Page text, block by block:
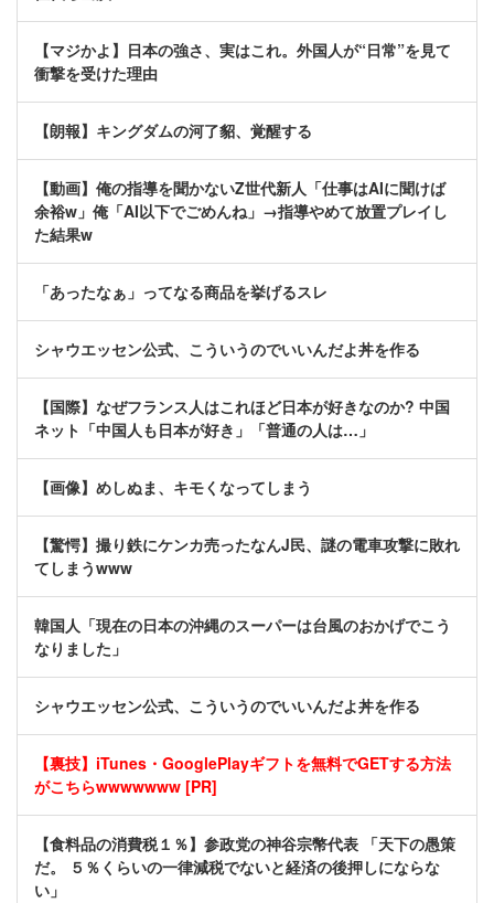
【マジかよ】日本の強さ、実はこれ。外国人が“日常”を見て
衝撃を受けた理由
【朗報】キングダムの河了貂、覚醒する
【動画】俺の指導を聞かないZ世代新人「仕事はAIに聞けば
余裕w」俺「AI以下でごめんね」→指導やめて放置プレイし
た結果w
「あったなぁ」ってなる商品を挙げるスレ
シャウエッセン公式、こういうのでいいんだよ丼を作る
【国際】なぜフランス人はこれほど日本が好きなのか? 中国
ネット「中国人も日本が好き」「普通の人は…」
【画像】めしぬま、キモくなってしまう
【驚愕】撮り鉄にケンカ売ったなんJ民、謎の電車攻撃に敗れ
てしまうwww
韓国人「現在の日本の沖縄のスーパーは台風のおかげでこう
なりました」
シャウエッセン公式、こういうのでいいんだよ丼を作る
【裏技】iTunes・GooglePlayギフトを無料でGETする方法
がこちらwwwwwww [PR]
【食料品の消費税１％】参政党の神谷宗幣代表 「天下の愚策
だ。 ５％くらいの一律減税でないと経済の後押しにならな
い」